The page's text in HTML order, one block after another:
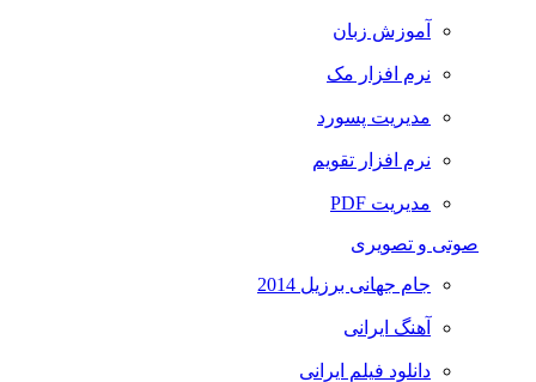
آموزش زبان
نرم افزار مک
مدیریت پسورد
نرم افزار تقویم
مدیریت PDF
صوتی و تصویری
جام جهانی برزیل 2014
آهنگ ایرانی
دانلود فیلم ایرانی